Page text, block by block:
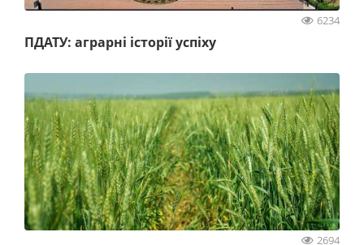
6234
ПДАТУ: аграрні історії успіху
2694